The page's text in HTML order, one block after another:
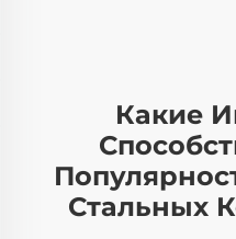
Какие
Стальных